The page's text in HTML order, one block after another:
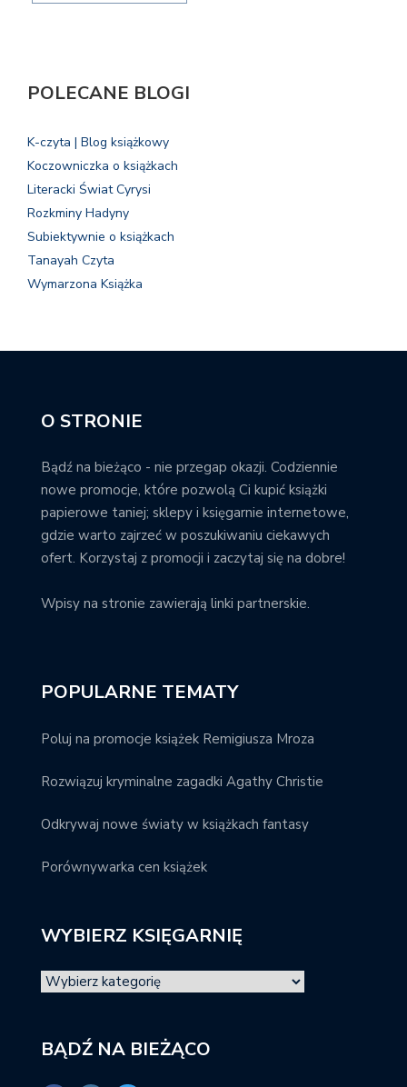
POLECANE BLOGI
K-czyta | Blog książkowy
Koczowniczka o książkach
Literacki Świat Cyrysi
Rozkminy Hadyny
Subiektywnie o książkach
Tanayah Czyta
Wymarzona Książka
O STRONIE
Bądź na bieżąco - nie przegap okazji. Codziennie
nowe promocje, które pozwolą Ci kupić książki
papierowe taniej; sklepy i księgarnie internetowe,
gdzie warto zajrzeć w poszukiwaniu ciekawych
ofert. Korzystaj z promocji i zaczytaj się na dobre!
Wpisy na stronie zawierają linki partnerskie.
POPULARNE TEMATY
Poluj na promocje książek Remigiusza Mroza
Rozwiązuj kryminalne zagadki Agathy Christie
Odkrywaj nowe światy w książkach fantasy
Porównywarka cen książek
WYBIERZ KSIĘGARNIĘ
BĄDŹ NA BIEŻĄCO